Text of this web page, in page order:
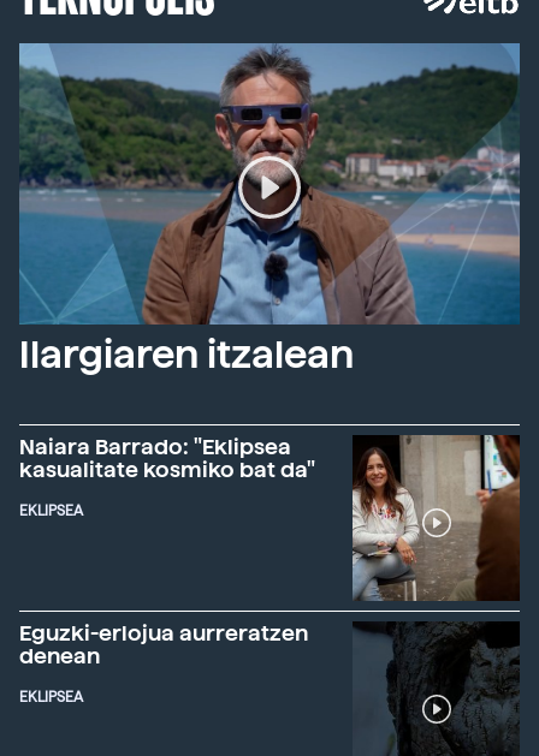
Ilargiaren itzalean
Naiara Barrado: "Eklipsea
kasualitate kosmiko bat da"
EKLIPSEA
Eguzki-erlojua aurreratzen
denean
EKLIPSEA